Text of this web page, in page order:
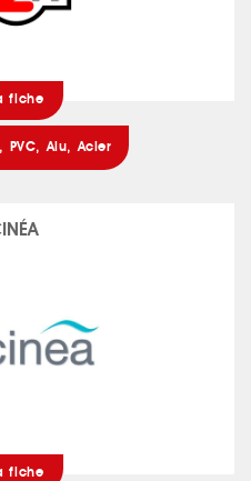
fiche
PVC, Alu, Acier
fiche